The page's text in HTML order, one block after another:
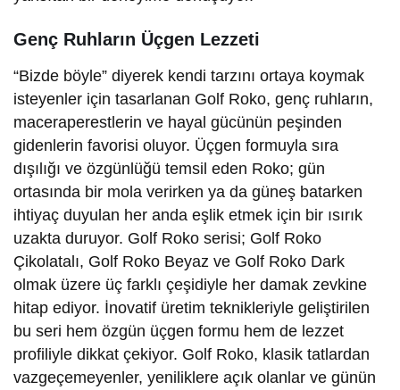
Genç Ruhların Üçgen Lezzeti
“Bizde böyle” diyerek kendi tarzını ortaya koymak
isteyenler için tasarlanan Golf Roko, genç ruhların,
maceraperestlerin ve hayal gücünün peşinden
gidenlerin favorisi oluyor. Üçgen formuyla sıra
dışılığı ve özgünlüğü temsil eden Roko; gün
ortasında bir mola verirken ya da güneş batarken
ihtiyaç duyulan her anda eşlik etmek için bir ısırık
uzakta duruyor. Golf Roko serisi; Golf Roko
Çikolatalı, Golf Roko Beyaz ve Golf Roko Dark
olmak üzere üç farklı çeşidiyle her damak zevkine
hitap ediyor. İnovatif üretim teknikleriyle geliştirilen
bu seri hem özgün üçgen formu hem de lezzet
profiliyle dikkat çekiyor. Golf Roko, klasik tatlardan
vazgeçemeyenler, yeniliklere açık olanlar ve günün